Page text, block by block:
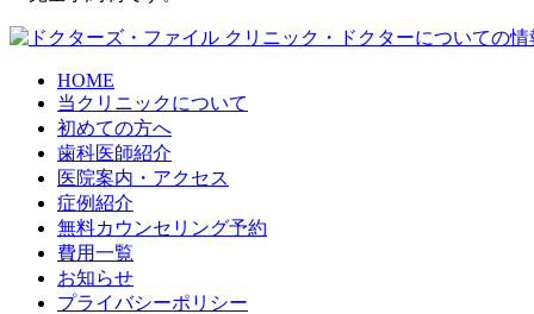
HOME
当クリニックについて
初めての方へ
歯科医師紹介
医院案内・アクセス
症例紹介
無料カウンセリング予約
費用一覧
お知らせ
プライバシーポリシー